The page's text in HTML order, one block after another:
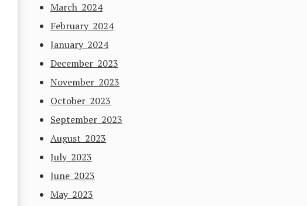
March 2024
February 2024
January 2024
December 2023
November 2023
October 2023
September 2023
August 2023
July 2023
June 2023
May 2023